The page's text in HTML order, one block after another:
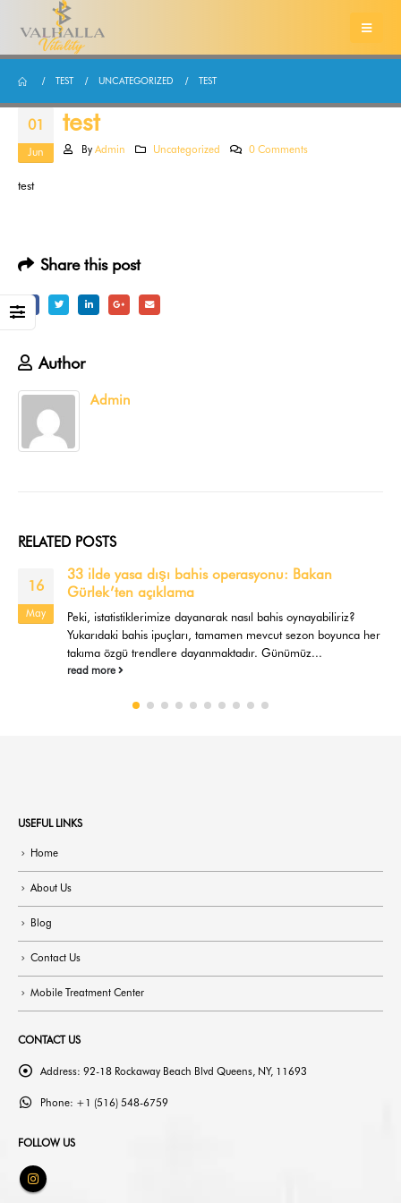
TEST UNCATEGORIZED TEST
01
Jun
test
By Admin Uncategorized 0 Comments
test
Share this post
Author
Admin
RELATED POSTS
16
May
33 ilde yasa dışı bahis operasyonu: Bakan
Gürlek’ten açıklama
Peki, istatistiklerimize dayanarak nasıl bahis oynayabiliriz?
Yukarıdaki bahis ipuçları, tamamen mevcut sezon boyunca her
takıma özgü trendlere dayanmaktadır. Günümüz...
read more
USEFUL LINKS
Home
About Us
Blog
Contact Us
Mobile Treatment Center
CONTACT US
Address: 92-18 Rockaway Beach Blvd Queens, NY, 11693
Phone: +1 (516) 548-6759
FOLLOW US